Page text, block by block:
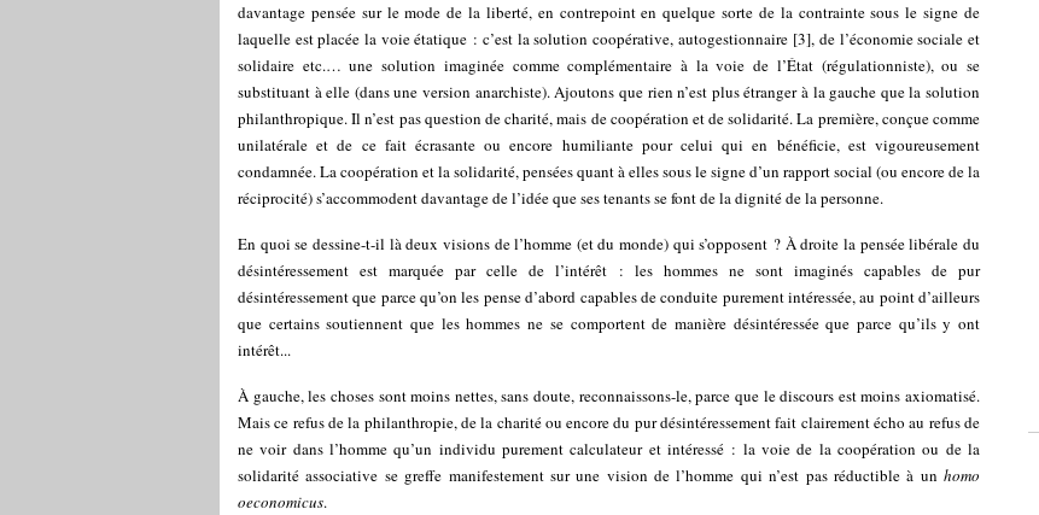
davantage pensée sur le mode de la liberté, en contrepoint en quelque sorte de la contrainte sous le signe de
laquelle est placée la voie étatique : c’est la solution coopérative, autogestionnaire[3], de l’économie sociale et
solidaire etc.… une solution imaginée comme complémentaire à la voie de l’État (régulationniste), ou se
substituant à elle (dans une version anarchiste). Ajoutons que rien n’est plus étranger à la gauche que la solution
philanthropique. Il n’est pas question de charité, mais de coopération et de solidarité. La première, conçue comme
unilatérale et de ce fait écrasante ou encore humiliante pour celui qui en bénéficie, est vigoureusement
condamnée. La coopération et la solidarité, pensées quant à elles sous le signe d’un rapport social (ou encore de la
réciprocité) s’accommodent davantage de l’idée que ses tenants se font de la dignité de la personne.
En quoi se dessine-t-il là deux visions de l’homme (et du monde) qui s’opposent ? À droite la pensée libérale du
désintéressement est marquée par celle de l’intérêt : les hommes ne sont imaginés capables de pur
désintéressement que parce qu’on les pense d’abord capables de conduite purement intéressée, au point d’ailleurs
que certains soutiennent que les hommes ne se comportent de manière désintéressée que parce qu’ils y ont
intérêt...
À gauche, les choses sont moins nettes, sans doute, reconnaissons-le, parce que le discours est moins axiomatisé.
Mais ce refus de la philanthropie, de la charité ou encore du pur désintéressement fait clairement écho au refus de
ne voir dans l’homme qu’un individu purement calculateur et intéressé : la voie de la coopération ou de la
solidarité associative se greffe manifestement sur une vision de l’homme qui n’est pas réductible à un homo
oeconomicus.